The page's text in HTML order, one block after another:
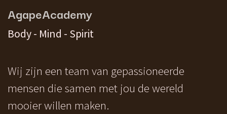
AgapeAcademy
Body - Mind - Spirit
Wij zijn een team van gepassioneerde
mensen die samen met jou de wereld
mooier willen maken.